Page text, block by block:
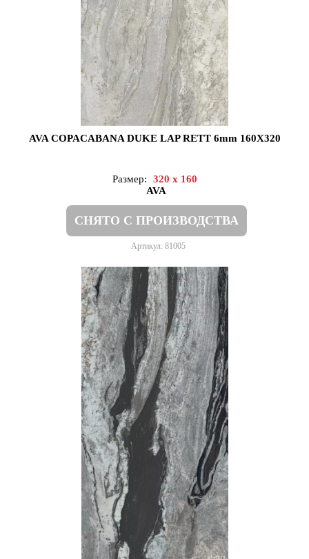
AVA COPACABANA DUKE LAP RETT 6mm 160X320
Размер:
320 x 160
AVA
СНЯТО С ПРОИЗВОДСТВА
Артикул: 81005